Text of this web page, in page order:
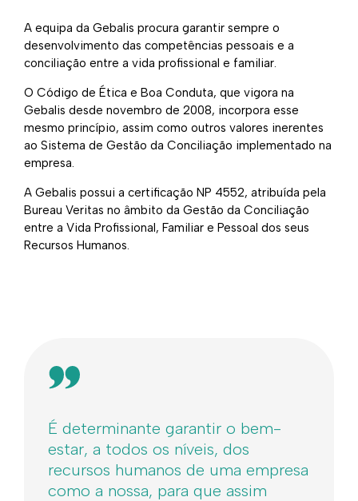
A equipa da Gebalis procura garantir sempre o
desenvolvimento das competências pessoais e a
conciliação entre a vida profissional e familiar.
O Código de Ética e Boa Conduta, que vigora na
Gebalis desde novembro de 2008, incorpora esse
mesmo princípio, assim como outros valores inerentes
ao Sistema de Gestão da Conciliação implementado na
empresa.
A Gebalis possui a certificação NP 4552, atribuída pela
Bureau Veritas no âmbito da Gestão da Conciliação
entre a Vida Profissional, Familiar e Pessoal dos seus
Recursos Humanos.
É determinante garantir o bem-
estar, a todos os níveis, dos
recursos humanos de uma empresa
como a nossa, para que assim